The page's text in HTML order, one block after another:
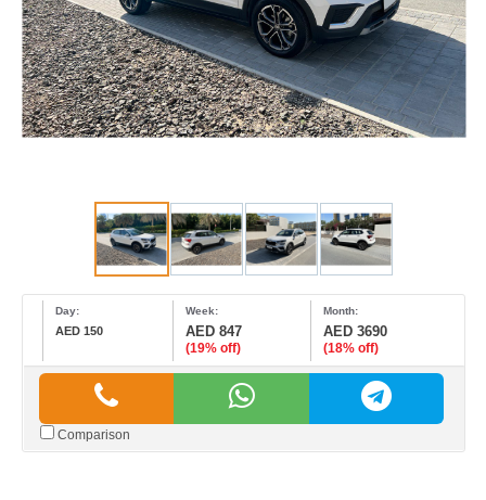
Day:
AED 150
Week:
AED 847
(19% off)
Month:
AED 3690
(18% off)
Comparison